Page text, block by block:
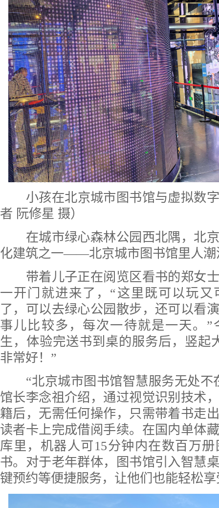
小孩在北京城市图书馆与虚拟数
者 阮修星 摄）
在城市绿心森林公园西北隅，北京
化建筑之一——北京城市图书馆里人潮
带着儿子正在阅览区看书的郑女士
一开门就进来了，“这里既可以玩又
了，可以去绿心公园散步，还可以看
事儿比较多，每次一待就是一天。”
生，体验完送书到桌的服务后，竖起
非常好！”
“北京城市图书馆智慧服务无处不
馆长李念祖介绍，通过视觉识别技术
籍后，无需任何操作，只需带着书走
读者卡上完成借阅手续。在国内单体
库里，机器人可15分钟内在数百万
书。对于老年群体，图书馆引入智慧
键预约等便捷服务，让他们也能轻松